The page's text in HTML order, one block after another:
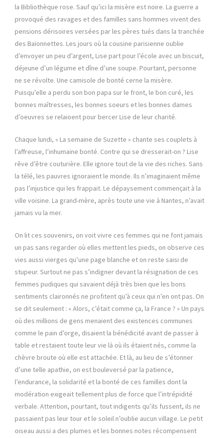
la Bibliothèque rose. Sauf qu’ici la misère est noire. La guerre a
provoqué des ravages et des familles sans hommes vivent des
pensions dérisoires versées par les pères tués dans la tranchée
des Baïonnettes. Les jours où la cousine parisienne oublie
d’envoyer un peu d’argent, Lise part pour l’école avec un biscuit,
déjeune d’un légume et dîne d’une soupe. Pourtant, personne
ne se révolte. Une camisole de bonté cerne la misère.
Puisqu’elle a perdu son bon papa sur le front, le bon curé, les
bonnes maîtresses, les bonnes soeurs et les bonnes dames
d’oeuvres se relaioent pour bercer Lise de leur charité.
Chaque lundi, « La semaine de Suzette » chante ses couplets à
l’affreuse, l’inhumaine bonté. Contre qui se dresserait-on ? Lise
rêve d’être couturière. Elle ignore tout de la vie des riches. Sans
la télé, les pauvres ignoraient le monde. Ils n’imaginaient même
pas l’injustice qui les frappait. Le dépaysement commençait à la
ville voisine. La grand-mère, après toute une vie à Nantes, n’avait
jamais vu la mer.
On lit ces souvenirs, on voit vivre ces femmes qui ne font jamais
un pas sans regarder où elles mettent les pieds, on observe ces
vies aussi vierges qu’une page blanche et on reste saisi de
stupeur. Surtout ne pas s’indigner devant la résignation de ces
femmes pudiques qui savaient déjà très bien que les bons
sentiments claironnés ne profitent qu’à ceux qui n’en ont pas. On
se dit seulement : « Alors, c’était comme ça, la France ? » Un pays
où des millions de gens menaient des existences communes
comme le pain d’orge, disaient la bénédicité avant de passer à
table et restaient toute leur vie là où ils étaient nés, comme la
chèvre broute où elle est attachée. Et là, au lieu de s’étonner
d’une telle apathie, on est bouleversé par la patience,
l’endurance, la solidarité et la bonté de ces familles dont la
modération exigeait tellement plus de force que l’intrépidité
verbale. Attention, pourtant, tout indigents qu’ils fussent, ils ne
passaient pas leur tour et le soleil n’oublie aucun village. Le petit
oiseau aussi a des plumes et les bonnes notes récompensent